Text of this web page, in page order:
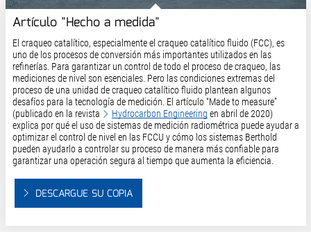
Artículo "Hecho a medida"
El craqueo catalítico, especialmente el craqueo catalítico fluido (FCC), es
uno de los procesos de conversión más importantes utilizados en las
refinerías. Para garantizar un control de todo el proceso de craqueo, las
mediciones de nivel son esenciales. Pero las condiciones extremas del
proceso de una unidad de craqueo catalítico fluido plantean algunos
desafíos para la tecnología de medición. El artículo “Made to measure”
(publicado en la revista
Hydrocarbon Engineering en abril de 2020)
explica por qué el uso de sistemas de medición radiométrica puede ayudar a
optimizar el control de nivel en las FCCU y cómo los sistemas Berthold
pueden ayudarlo a controlar su proceso de manera más confiable para
garantizar una operación segura al tiempo que aumenta la eficiencia.
DESCARGUE SU COPIA